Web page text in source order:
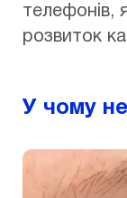
телефонів,
розвиток
У чому